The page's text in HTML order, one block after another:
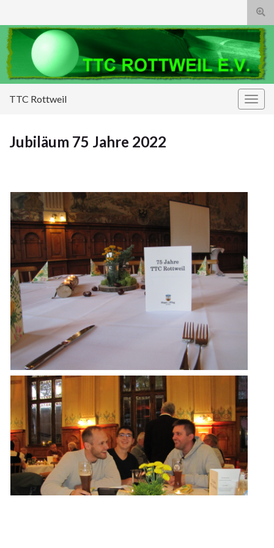
Search for:
TTC Rottweil
Jubiläum 75 Jahre 2022